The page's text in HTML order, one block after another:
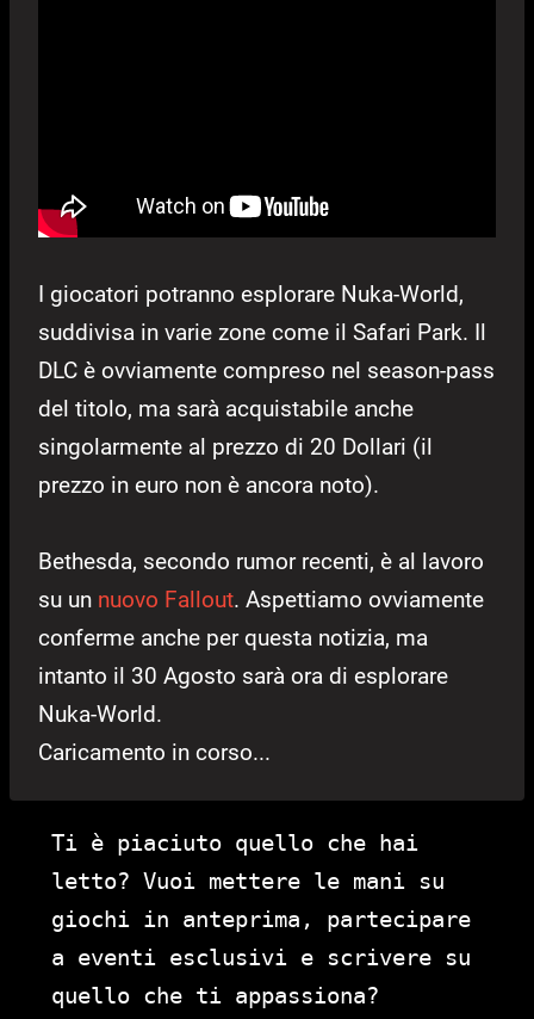
I giocatori potranno esplorare Nuka-World,
suddivisa in varie zone come il Safari Park. Il
DLC è ovviamente compreso nel season-pass
del titolo, ma sarà acquistabile anche
singolarmente al prezzo di 20 Dollari (il
prezzo in euro non è ancora noto).
Bethesda, secondo rumor recenti, è al lavoro
su un nuovo Fallout. Aspettiamo ovviamente
conferme anche per questa notizia, ma
intanto il 30 Agosto sarà ora di esplorare
Nuka-World.
Caricamento in corso...
Ti è piaciuto quello che hai
letto? Vuoi mettere le mani su
giochi in anteprima, partecipare
a eventi esclusivi e scrivere su
quello che ti appassiona?